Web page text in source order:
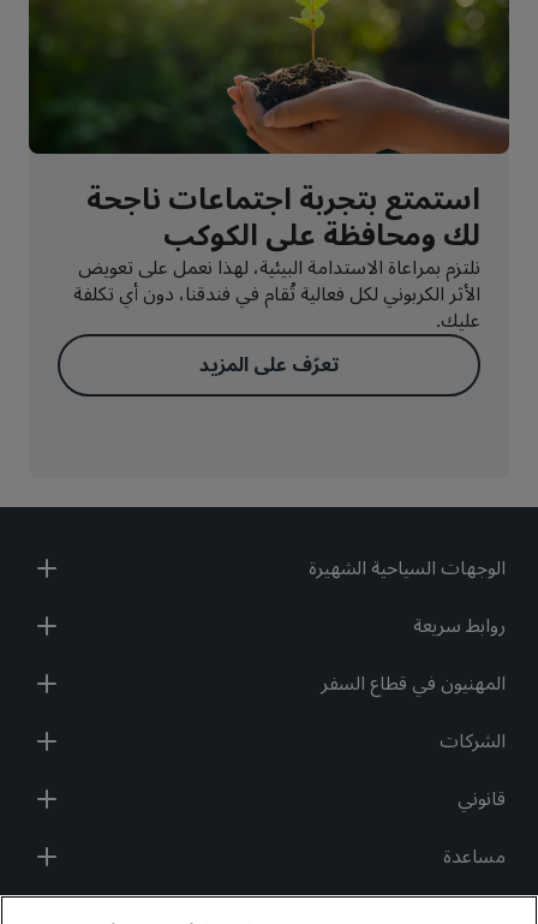
استمتع بتجربة اجتماعات ناجحة
لك ومحافظة على الكوكب
نلتزم بمراعاة الاستدامة البيئية، لهذا نعمل على تعويض
الأثر الكربوني لكل فعالية تُقام في فندقنا، دون أي تكلفة
عليك.
تعرّف على المزيد
الوجهات السياحية الشهيرة
روابط سريعة
المهنيون في قطاع السفر
الشركات
قانوني
مساعدة